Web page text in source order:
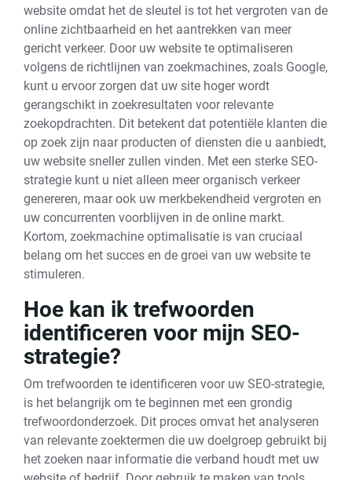
website omdat het de sleutel is tot het vergroten van de
online zichtbaarheid en het aantrekken van meer
gericht verkeer. Door uw website te optimaliseren
volgens de richtlijnen van zoekmachines, zoals Google,
kunt u ervoor zorgen dat uw site hoger wordt
gerangschikt in zoekresultaten voor relevante
zoekopdrachten. Dit betekent dat potentiële klanten die
op zoek zijn naar producten of diensten die u aanbiedt,
uw website sneller zullen vinden. Met een sterke SEO-
strategie kunt u niet alleen meer organisch verkeer
genereren, maar ook uw merkbekendheid vergroten en
uw concurrenten voorblijven in de online markt.
Kortom, zoekmachine optimalisatie is van cruciaal
belang om het succes en de groei van uw website te
stimuleren.
Hoe kan ik trefwoorden
identificeren voor mijn SEO-
strategie?
Om trefwoorden te identificeren voor uw SEO-strategie,
is het belangrijk om te beginnen met een grondig
trefwoordonderzoek. Dit proces omvat het analyseren
van relevante zoektermen die uw doelgroep gebruikt bij
het zoeken naar informatie die verband houdt met uw